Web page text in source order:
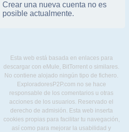
Crear una nueva cuenta no es
posible actualmente.
Esta web está basada en enlaces para
descargar con eMule, BitTorrent o similares.
No contiene alojado ningún tipo de fichero.
ExploradoresP2P.com no se hace
responsable de los comentarios u otras
acciones de los usuarios. Reservado el
derecho de admisión. Esta web inserta
cookies propias para facilitar tu navegación,
así como para mejorar la usabilidad y